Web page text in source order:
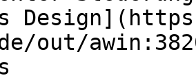
out/